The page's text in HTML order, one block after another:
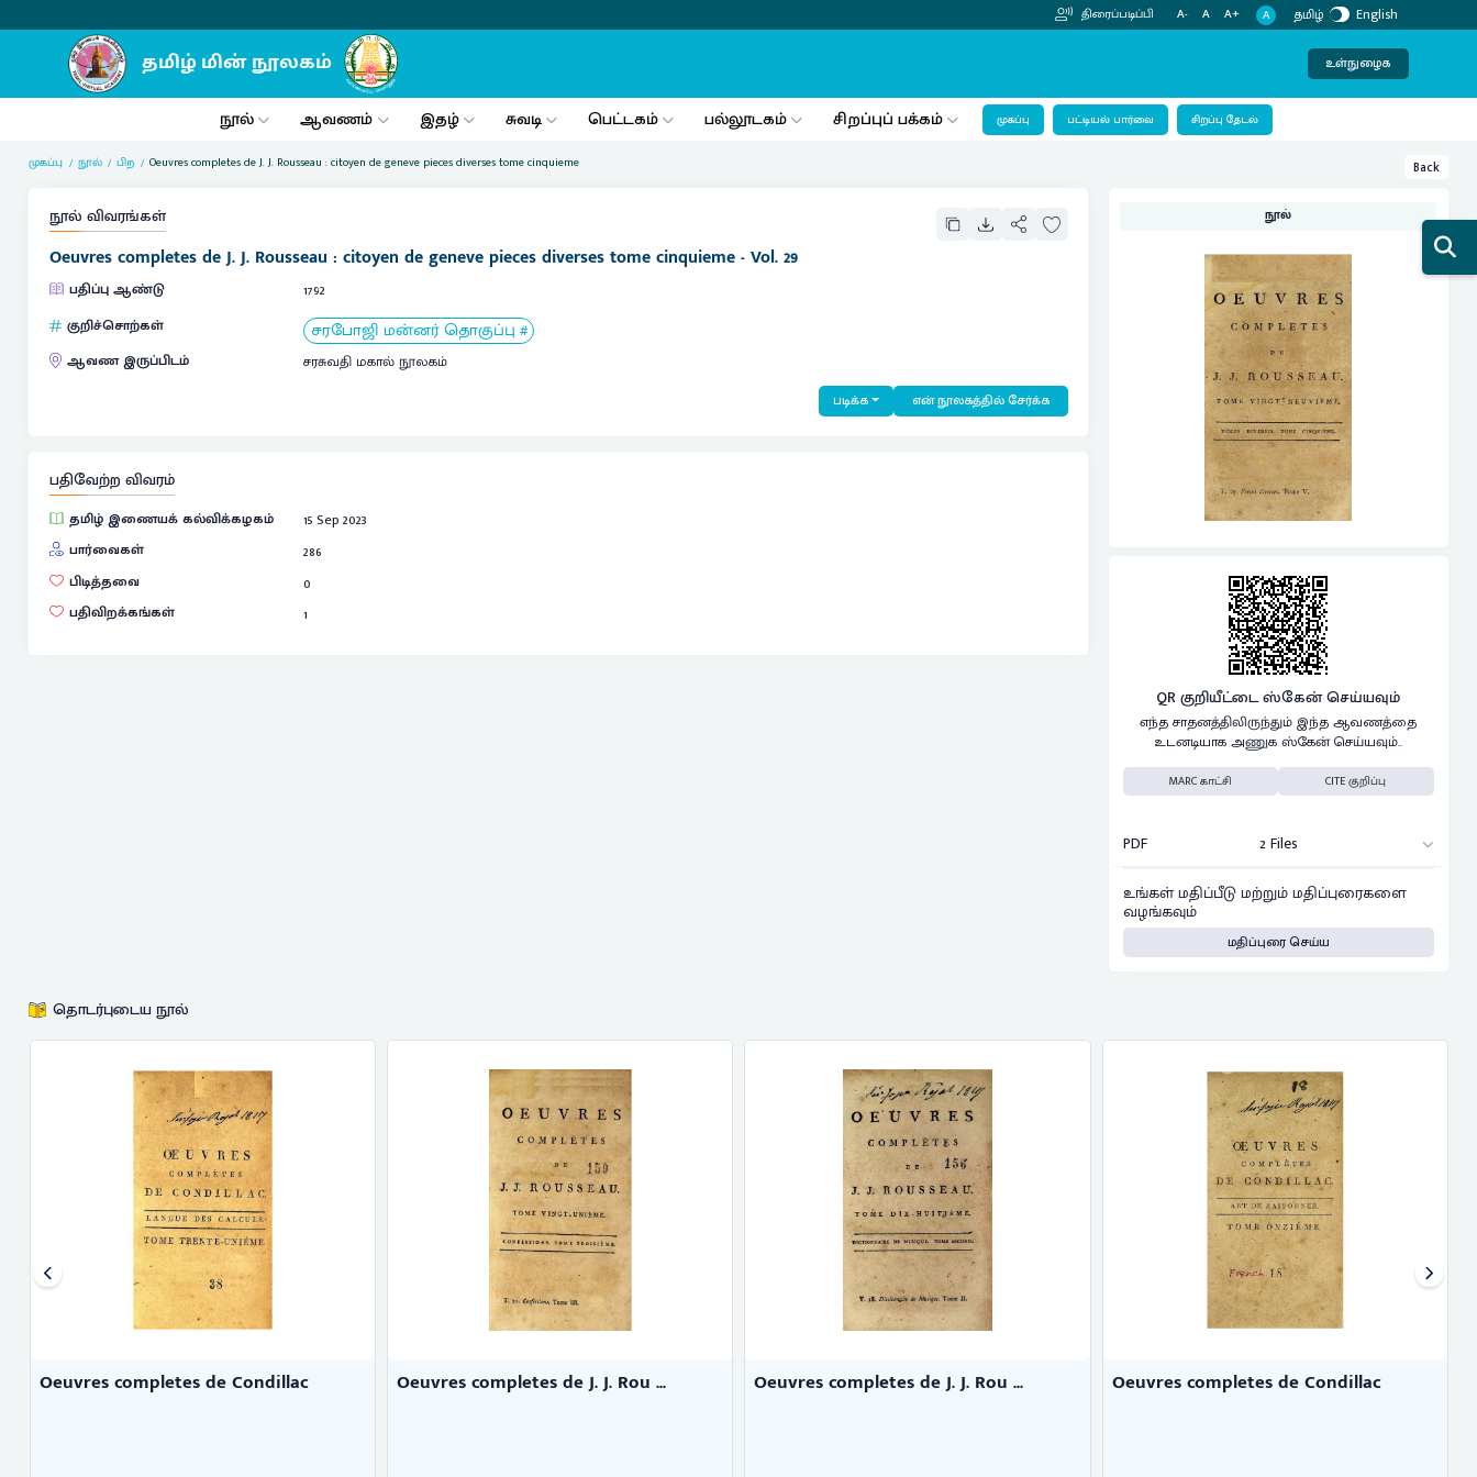
திரைப்படிப்பி A- A A+ A தமிழ் English
உள்நுழைக
நூல் ஆவணம் இதழ் சுவடி பெட்டகம் பல்லூடகம் சிறப்புப் பக்கம் முகப்பு பட்டியல் பார்வை சிறப்பு தேடல்
முகப்பு நூல் பிற Oeuvres completes de J. J. Rousseau : citoyen de geneve pieces diverses tome cinquieme Back
நூல் விவரங்கள்
Oeuvres completes de J. J. Rousseau : citoyen de geneve pieces diverses tome cinquieme - Vol. 29
பதிப்பு ஆண்டு
1792
குறிச்சொற்கள்
சரபோஜி மன்னர் தொகுப்பு #
ஆவண இருப்பிடம் சரசுவதி மகால் நூலகம்
படிக்க என் நூலகத்தில் சேர்க்க
பதிவேற்ற விவரம்
தமிழ் இணையக் கல்விக்கழகம்
15 Sep 2023
பார்வைகள்
286
பிடித்தவை
0
பதிவிறக்கங்கள்
1
நூல்
QR குறியீட்டை ஸ்கேன் செய்யவும்
எந்த சாதனத்திலிருந்தும் இந்த ஆவணத்தை
உடனடியாக அணுக ஸ்கேன் செய்யவும்..
MARC காட்சி CITE குறிப்பு
PDF 2 Files
உங்கள் மதிப்பீடு மற்றும் மதிப்புரைகளை
வழங்கவும்
மதிப்புரை செய்ய
தொடர்புடைய நூல்
Oeuvres completes de J. J. Rou ... Oeuvres completes de J. J. Rou ... Oeuvres completes de Condillac Oeuvres completes de Condillac